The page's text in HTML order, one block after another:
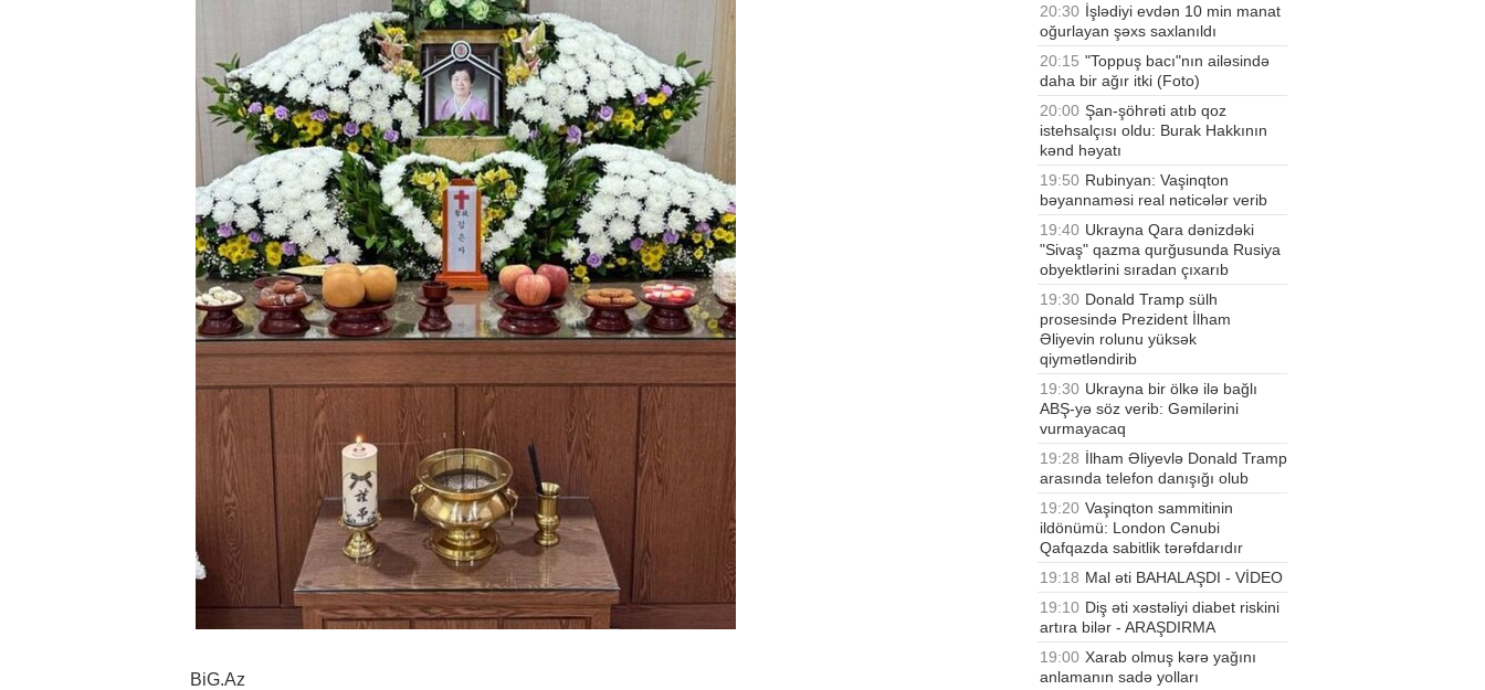
BiG.Az
20:30 İşlədiyi evdən 10 min manat
oğurlayan şəxs saxlanıldı
20:15 "Toppuş bacı"nın ailəsində
daha bir ağır itki (Foto)
20:00 Şan-şöhrəti atıb qoz
istehsalçısı oldu: Burak Hakkının
kənd həyatı
19:50 Rubinyan: Vaşinqton
bəyannaməsi real nəticələr verib
19:40 Ukrayna Qara dənizdəki
"Sivaş" qazma qurğusunda Rusiya
obyektlərini sıradan çıxarıb
19:30 Donald Tramp sülh
prosesində Prezident İlham
Əliyevin rolunu yüksək
qiymətləndirib
19:30 Ukrayna bir ölkə ilə bağlı
ABŞ-yə söz verib: Gəmilərini
vurmayacaq
19:28 İlham Əliyevlə Donald Tramp
arasında telefon danışığı olub
19:20 Vaşinqton sammitinin
ildönümü: London Cənubi
Qafqazda sabitlik tərəfdarıdır
19:18 Mal əti BAHALAŞDI - VİDEO
19:10 Diş əti xəstəliyi diabet riskini
artıra bilər - ARAŞDIRMA
19:00 Xarab olmuş kərə yağını
anlamanın sadə yolları